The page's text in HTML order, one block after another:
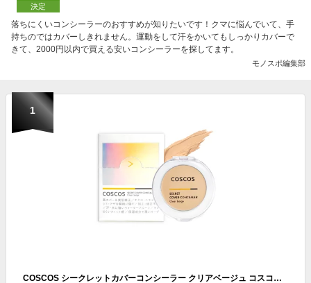
決定
落ちにくいコンシーラーのおすすめが知りたいです！クマに悩んでいて、手
持ちのではカバーしきれません。運動をして汗をかいてもしっかりカバーで
きて、2000円以内で買える安いコンシーラーを探してます。
モノスポ編集部
1
COSCOS シークレットカバーコンシーラー クリアベージュ コスコス コンシーラー くま消し 人気 クマ消し しみ クマ アザ ほくろ そばかす 傷跡 消し 隠し カバー 肌補正 ウォータープルーフ よれにくい 保湿 CICA成分配合 コスプレ メイク 日本製 リベルタ